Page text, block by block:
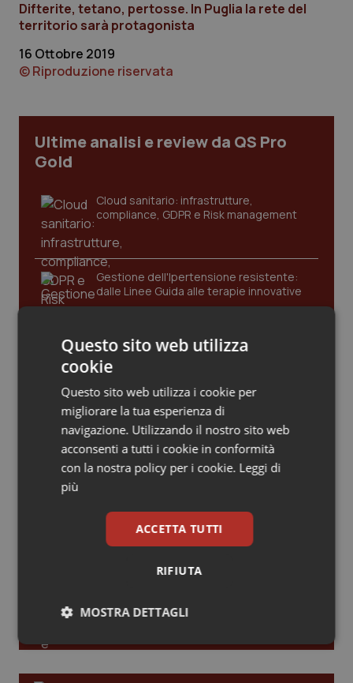
Calabria
Campania
Friuli Venezia Giulia
Liguria
Lombardia
Marche
Molise
Provincia Autonoma di Bolzano
Provincia Autonoma di Trento
Sardegna
Umbria
Asma & BPCO
Car-T
Dermatite Atopica
Disturbi dell’umore
Dolore
Donna & Salute
Epatiti
Infezioni & Febbre
Ipertensione & Scompenso
Malattia di Crohn & Rettocolite Ulcerosa
Oftalmologia
Difterite, tetano, pertosse. In Puglia la rete del
territorio sarà protagonista
16 Ottobre 2019
© Riproduzione riservata
Ultime analisi e review da QS Pro
Gold
Cloud sanitario: infrastrutture,
compliance, GDPR e Risk management
Gestione dell'Ipertensione resistente:
dalle Linee Guida alle terapie innovative
Leadership Infermieristica 2026: nuovi
modelli di responsabilità e autonomia
Leadership Medica 2026: guidare team
clinici ad alte prestazioni
odontoiatrico: applicazioni concrete e
uso protetto
Questo sito web utilizza
cookie
Questo sito web utilizza i cookie per
migliorare la tua esperienza di
navigazione. Utilizzando il nostro sito web
acconsenti a tutti i cookie in conformità
con la nostra policy per i cookie. Leggi di
più
ACCETTA TUTTI
RIFIUTA
MOSTRA DETTAGLI
Necessari Statistici Marketing